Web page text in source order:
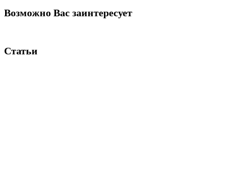
Возможно Вас заинтересует
Статьи